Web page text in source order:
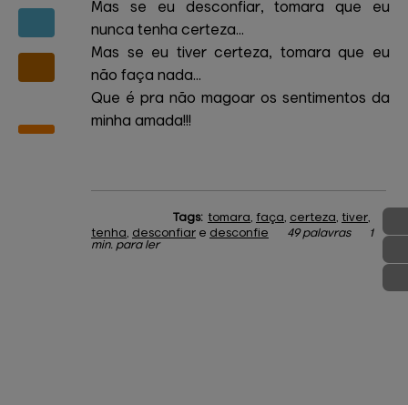
Mas se eu desconfiar, tomara que eu
nunca tenha certeza...
Mas se eu tiver certeza, tomara que eu
não faça nada...
Que é pra não magoar os sentimentos da
minha amada!!!
Tags: tomara, faça, certeza, tiver,
tenha, desconfiar e desconfie 49 palavras
1
min. para ler